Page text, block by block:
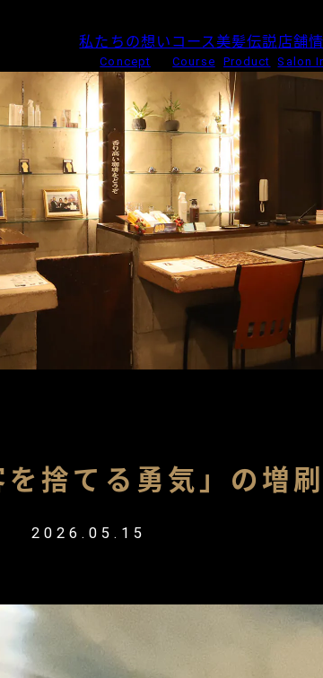
私たちの想い
Concept
コース
Course
美髪伝説
Product
店舗
Salon
捨てる勇気」の増
2026.05.15